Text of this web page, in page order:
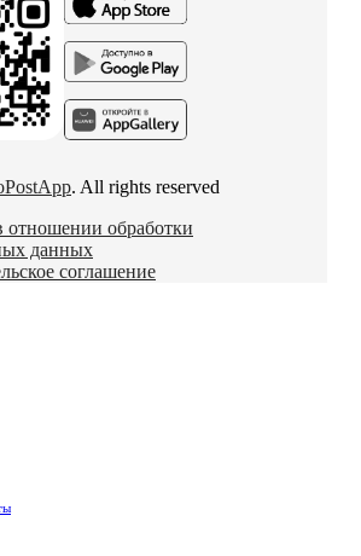
. All rights reserved
отношении обработки
данных
соглашение